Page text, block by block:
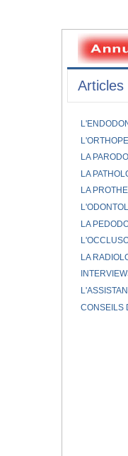
Articles
LA
LA
LA
LA
LA
CONSEILS